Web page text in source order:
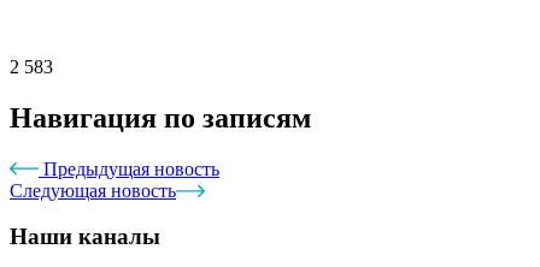
2 583
Навигация по записям
Предыдущая новость
Следующая новость
Наши каналы